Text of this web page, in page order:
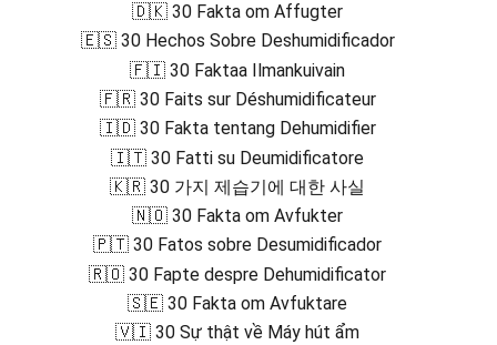
🇩🇰 30 Fakta om Affugter
🇪🇸 30 Hechos Sobre Deshumidificador
🇫🇮 30 Faktaa Ilmankuivain
🇫🇷 30 Faits sur Déshumidificateur
🇮🇩 30 Fakta tentang Dehumidifier
🇮🇹 30 Fatti su Deumidificatore
🇰🇷 30 가지 제습기에 대한 사실
🇳🇴 30 Fakta om Avfukter
🇵🇹 30 Fatos sobre Desumidificador
🇷🇴 30 Fapte despre Dehumidificator
🇸🇪 30 Fakta om Avfuktare
🇻🇮 30 Sự thật về Máy hút ẩm